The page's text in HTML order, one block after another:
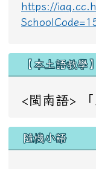
https://
【本土語教學】
<閩南語>
隨機小語